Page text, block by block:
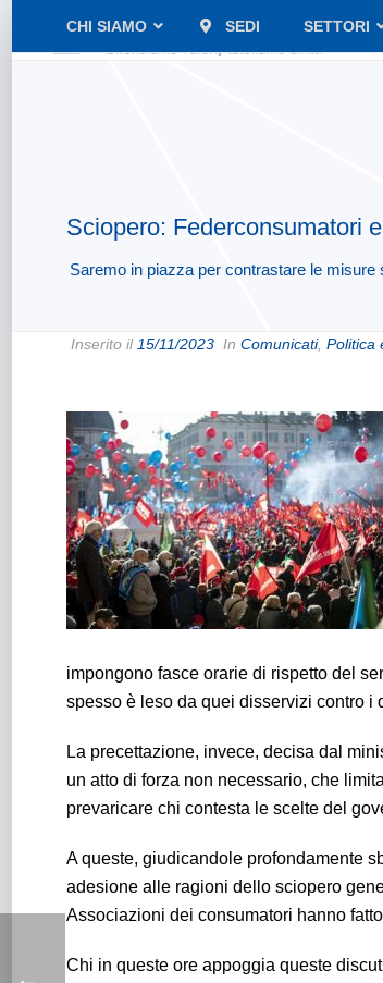
CHI SIAMO SEDI SETTORI
Sciopero: Federconsumatori
Saremo in piazza per contrastare le
Inserito il 15/11/2023 In Comunicati, Politica
impongono fasce orarie di rispetto del
spesso è leso da quei disservizi contro i
La precettazione, invece, decisa dal
un atto di forza non necessario, che
prevaricare chi contesta le scelte del
A queste, giudicandole profondamente
adesione alle ragioni dello sciopero
Associazioni dei consumatori hanno
Chi in queste ore appoggia queste